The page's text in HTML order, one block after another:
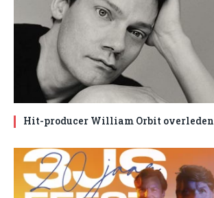
Hit-producer William Orbit overleden